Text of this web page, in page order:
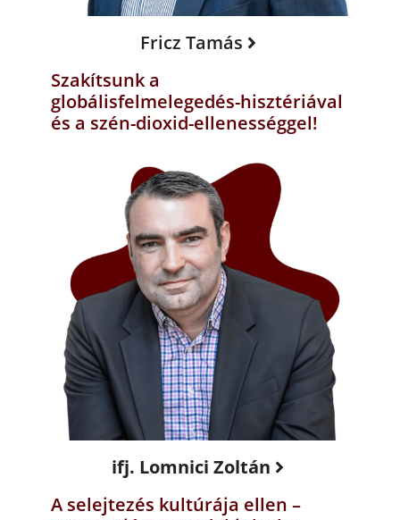
Fricz Tamás
Szakítsunk a
globálisfelmelegedés-hisztériával
és a szén-dioxid-ellenességgel!
ifj. Lomnici Zoltán
A selejtezés kultúrája ellen –